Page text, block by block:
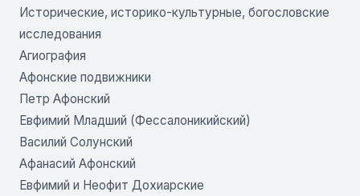
Исторические, историко-культурные, богословские
исследования
Агиография
Афонские подвижники
Петр Афонский
Евфимий Младший (Фессалоникийский)
Василий Солунский
Афанасий Афонский
Евфимий и Неофит Дохиарские